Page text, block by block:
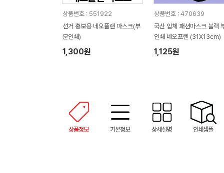
상품번호 : 551922
선거 홍보용 네오플랜 마스크(부
분인쇄)
1,300원
상품번호 : 470639
국산 입체 패션마스크 블랙
인쇄 네오프렌 (31X13cm)
1,125원
상품정보 기본정보 상세설명 인쇄샘플